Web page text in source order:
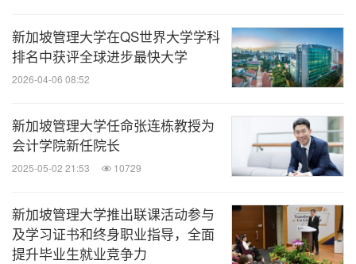
新加坡管理大学在QS世界大学学科
排名中获评全球进步最快大学
2026-04-06 08:52
新加坡管理大学任命张连栋教授为
会计学院新任院长
2025-05-02 21:53 10729
新加坡管理大学推出联课活动参与
及学习证书和终身职业指导，全面
提升毕业生就业竞争力